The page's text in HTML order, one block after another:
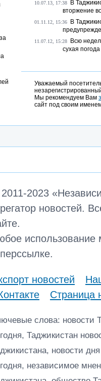
10.07.13, 17:38
В
вторжение
01.11.12, 15:36
В
11.07.12, 15:28
Всю
сухая погода
Уважаемый
Мы рекомендуем Вам
сайт под своим
2023
новостей.
использование
новостей
Страница
слова: новости
Таджикистан
новости
независимое